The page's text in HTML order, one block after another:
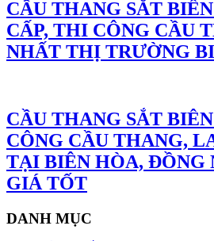
CẦU THANG SẮT
CẤP, THI CÔNG CẦU
NHẤT THỊ TRƯỜNG
CẦU THANG SẮT
CÔNG CẦU THANG,
TẠI BIÊN HÒA, ĐỒNG
GIÁ TỐT
DANH MỤC